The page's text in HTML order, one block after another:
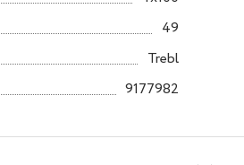
49
Trebl
9177982